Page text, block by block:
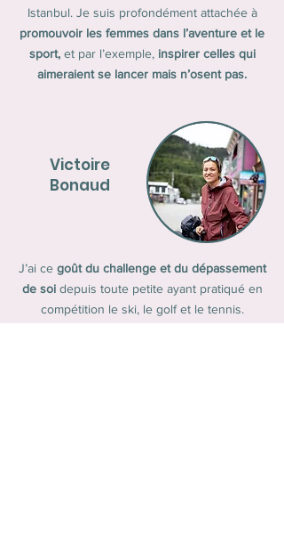
Istanbul. Je suis profondément attachée à
promouvoir les femmes dans l’aventure et le
sport,et par l’exemple, inspirer celles qui
aimeraient se lancer mais n’osent pas.
Victoire
Bonaud
J’ai ce goût du challenge et du dépassement
de soidepuis toute petite ayant pratiqué en
compétition le ski, le golf et le tennis.